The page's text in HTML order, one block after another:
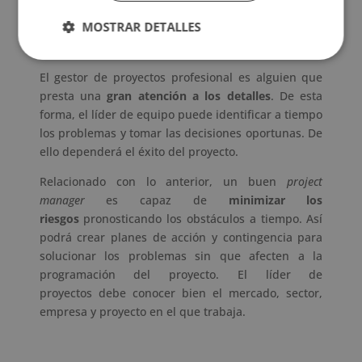
Sabe ponerse en el lugar de los otros y buscar una
El gestor de proyectos profesional es alguien que
presta unagran atención a los detalles. De esta
forma, el líder de equipo puede identificar a tiempo
los problemas y tomar las decisiones oportunas. De
ello dependerá el éxito del proyecto.
Relacionado con lo anterior, un buenproject
manageres capaz de minimizar los
riesgos pronosticando los obstáculos a tiempo. Así
podrá crear planes de acción y contingencia para
solucionar los problemas sin que afecten a la
programación del proyecto. El líder de
proyectos debe conocer bien el mercado, sector,
empresa y proyecto en el que trabaja.
MOSTRAR DETALLES